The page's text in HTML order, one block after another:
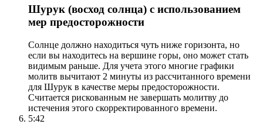
Шурук (восход солнца) с использованием
мер предосторожности
Солнце должно находиться чуть ниже горизонта, но
если вы находитесь на вершине горы, оно может стать
видимым раньше. Для учета этого многие графики
молитв вычитают 2 минуты из рассчитанного времени
для Шурук в качестве меры предосторожности.
Считается рискованным не завершать молитву до
истечения этого скорректированного времени.
5:42